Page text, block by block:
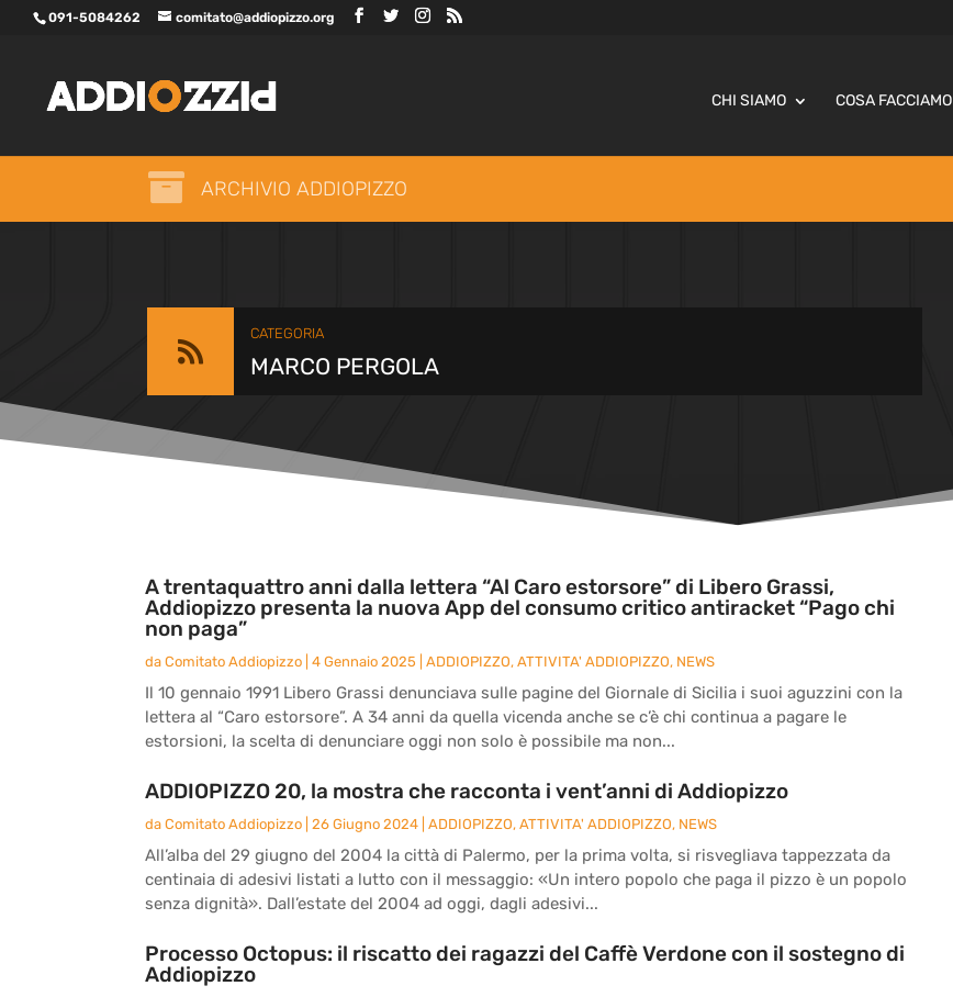
091-5084262 comitato@addiopizzo.org
CHI SIAMO COSA FACCIAMO
 ARCHIVIO ADDIOPIZZO

CATEGORIA
MARCO PERGOLA
A trentaquattro anni dalla lettera “Al Caro estorsore” di Libero Grassi,
Addiopizzo presenta la nuova App del consumo critico antiracket “Pago chi
non paga”
da Comitato Addiopizzo 4 Gennaio 2025 ADDIOPIZZO, ATTIVITA' ADDIOPIZZO, NEWS
Il 10 gennaio 1991 Libero Grassi denunciava sulle pagine del Giornale di Sicilia i suoi aguzzini con la
lettera al “Caro estorsore”. A 34 anni da quella vicenda anche se c’è chi continua a pagare le
estorsioni, la scelta di denunciare oggi non solo è possibile ma non...
ADDIOPIZZO 20, la mostra che racconta i vent’anni di Addiopizzo
da Comitato Addiopizzo 26 Giugno 2024 ADDIOPIZZO, ATTIVITA' ADDIOPIZZO, NEWS
All’alba del 29 giugno del 2004 la città di Palermo, per la prima volta, si risvegliava tappezzata da
centinaia di adesivi listati a lutto con il messaggio: «Un intero popolo che paga il pizzo è un popolo
senza dignità». Dall’estate del 2004 ad oggi, dagli adesivi...
Processo Octopus: il riscatto dei ragazzi del Caffè Verdone con il sostegno di
Addiopizzo